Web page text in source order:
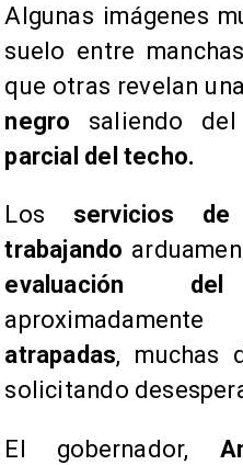
Algunas imágenes
suelo entre
que otras revelan una
negro saliendo
parcial del techo.
​Los servicios de
trabajando
evaluación
atrapadas, muchas
solicitando
El gobernador,